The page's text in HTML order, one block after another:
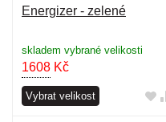
Energizer - zelené
skladem vybrané velikosti
1608 Kč
Vybrat velikost